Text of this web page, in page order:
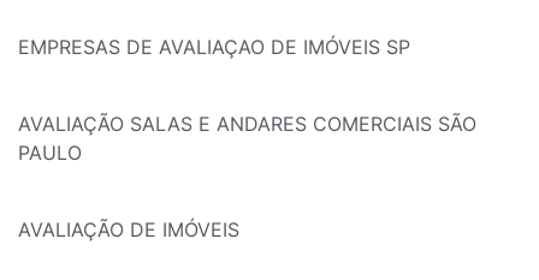
EMPRESAS DE AVALIAÇAO DE IMÓVEIS SP
AVALIAÇÃO SALAS E ANDARES COMERCIAIS SÃO
PAULO
AVALIAÇÃO DE IMÓVEIS